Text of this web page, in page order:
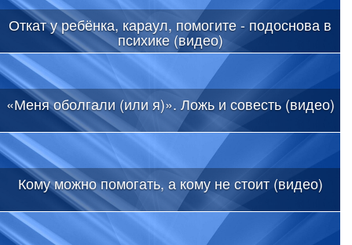
Откат у ребёнка, караул, помогите - подоснова в
психике (видео)
«Меня оболгали (или я)». Ложь и совесть (видео)
Кому можно помогать, а кому не стоит (видео)